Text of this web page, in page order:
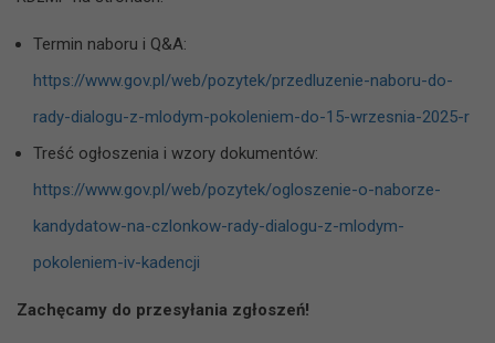
Termin naboru i Q&A:
https://www.gov.pl/web/pozytek/przedluzenie-naboru-do-
rady-dialogu-z-mlodym-pokoleniem-do-15-wrzesnia-2025-r
Treść ogłoszenia i wzory dokumentów:
https://www.gov.pl/web/pozytek/ogloszenie-o-naborze-
kandydatow-na-czlonkow-rady-dialogu-z-mlodym-
pokoleniem-iv-kadencji
Zachęcamy do przesyłania zgłoszeń!